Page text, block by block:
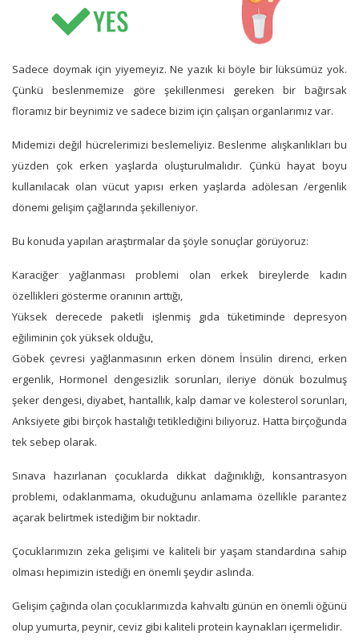
Sadece doymak için yiyemeyiz. Ne yazık ki böyle bir lüksümüz yok.
Çünkü beslenmemize göre şekillenmesi gereken bir bağırsak
floramız bir beynimiz ve sadece bizim için çalışan organlarımız var.
Midemizi değil hücrelerimizi beslemeliyiz. Beslenme alışkanlıkları bu
yüzden çok erken yaşlarda oluşturulmalıdır. Çünkü hayat boyu
kullanılacak olan vücut yapısı erken yaşlarda adölesan /ergenlik
dönemi gelişim çağlarında şekilleniyor.
Bu konuda yapılan araştırmalar da şöyle sonuçlar görüyoruz:
Karaciğer yağlanması problemi olan erkek bireylerde kadın
özellikleri gösterme oranının arttığı,
Yüksek derecede paketli işlenmiş gıda tüketiminde depresyon
eğiliminin çok yüksek olduğu,
Göbek çevresi yağlanmasının erken dönem İnsülin direnci, erken
ergenlik, Hormonel dengesizlik sorunları, ileriye dönük bozulmuş
şeker dengesi, diyabet, hantallık, kalp damar ve kolesterol sorunları,
Anksiyete gibi birçok hastalığı tetiklediğini biliyoruz. Hatta birçoğunda
tek sebep olarak.
Sınava hazırlanan çocuklarda dikkat dağınıklığı, konsantrasyon
problemi, odaklanmama, okuduğunu anlamama özellikle parantez
açarak belirtmek istediğim bir noktadır.
Çocuklarımızın zeka gelişimi ve kaliteli bir yaşam standardına sahip
olması hepimizin istediği en önemli şeydir aslında.
Gelişim çağında olan çocuklarımızda kahvaltı günün en önemli öğünü
olup yumurta, peynir, ceviz gibi kaliteli protein kaynakları içermelidir.